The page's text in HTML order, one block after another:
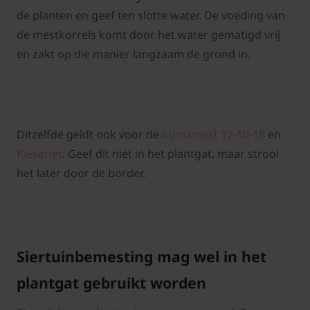
de planten en geef ten slotte water. De voeding van
de mestkorrels komt door het water gematigd vrij
en zakt op die manier langzaam de grond in.
Ditzelfde geldt ook voor de kunstmest 12-10-18 en
Kieseriet. Geef dit niet in het plantgat, maar strooi
het later door de border.
Siertuinbemesting mag wel in het
plantgat gebruikt worden